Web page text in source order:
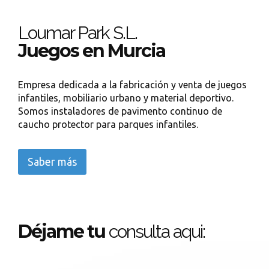
Loumar Park S.L.
Juegos en Murcia
Empresa dedicada a la fabricación y venta de juegos
infantiles, mobiliario urbano y material deportivo.
Somos instaladores de pavimento continuo de
caucho protector para parques infantiles.
Saber más
Déjame tu consulta aqui: